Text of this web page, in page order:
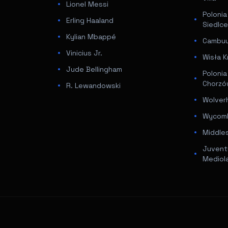
Lionel Messi
Erling Haaland
Kylian Mbappé
Vinicius Jr.
Jude Bellingham
R. Lewandowski
Siedlce
Wisła